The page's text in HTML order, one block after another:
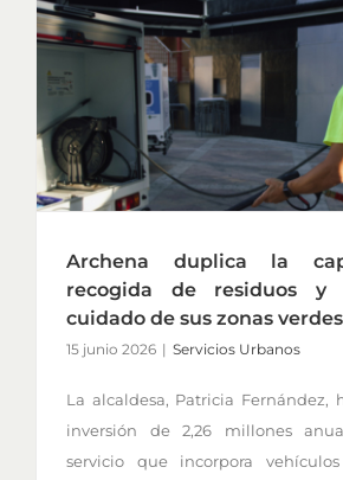
Archena duplica la
recogida de residuos y
cuidado de sus zonas verdes
15 junio 2026 | Servicios Urbanos
La alcaldesa, Patricia Fernández,
inversión de 2,26 millones
servicio que incorpora